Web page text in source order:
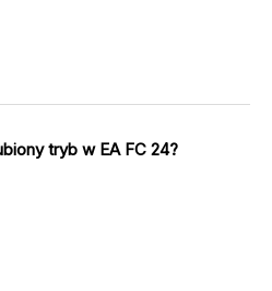
tryb w EA FC 24?